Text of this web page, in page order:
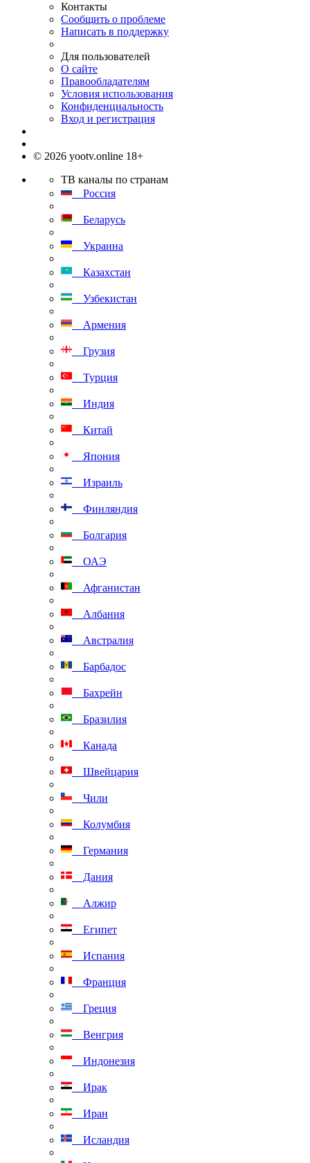
Контакты
Сообщить о проблеме
Написать в поддержку
Для пользователей
О сайте
Правообладателям
Условия использования
Конфиденциальность
Вход и регистрация
© 2026 yootv.online 18+
ТВ каналы по странам
Россия
Беларусь
Украина
Казахстан
Узбекистан
Армения
Грузия
Турция
Индия
Китай
Япония
Израиль
Финляндия
Болгария
ОАЭ
Афганистан
Албания
Австралия
Барбадос
Бахрейн
Бразилия
Канада
Швейцария
Чили
Колумбия
Германия
Дания
Алжир
Египет
Испания
Франция
Греция
Венгрия
Индонезия
Ирак
Иран
Исландия